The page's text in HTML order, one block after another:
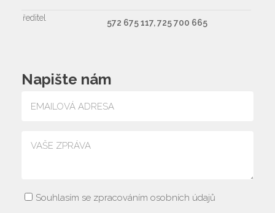
ředitel 572 675 117, 725 700 665
Napište nám
Souhlasím se zpracováním osobních údajů